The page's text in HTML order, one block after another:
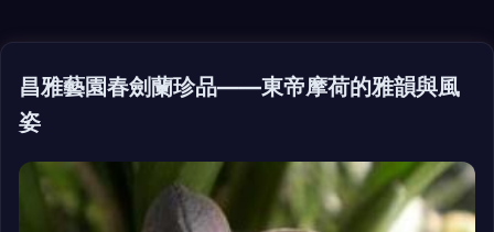
昌雅藝園春劍蘭珍品——東帝摩荷的雅韻與風
姿